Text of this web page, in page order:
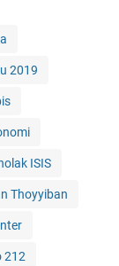
2019
ISIS
Thoyyiban
212